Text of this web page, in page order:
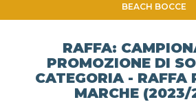
BEACH BOCCE
RAFFA:
PROMOZIONE DI
CATEGORIA - RAFFA
MARCHE